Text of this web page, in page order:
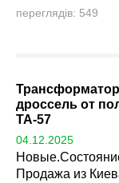
переглядів: 549
дроссель от
ТА-57
04.12.2025
Продажа из